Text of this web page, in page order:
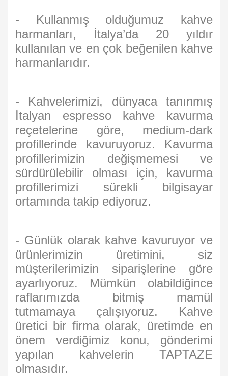
- Kullanmış olduğumuz kahve
harmanları, İtalya’da 20 yıldır
kullanılan ve en çok beğenilen kahve
harmanlarıdır.
- Kahvelerimizi, dünyaca tanınmış
İtalyan espresso kahve kavurma
reçetelerine göre, medium-dark
profillerinde kavuruyoruz. Kavurma
profillerimizin değişmemesi ve
sürdürülebilir olması için, kavurma
profillerimizi sürekli bilgisayar
ortamında takip ediyoruz.
- Günlük olarak kahve kavuruyor ve
ürünlerimizin üretimini, siz
müşterilerimizin siparişlerine göre
ayarlıyoruz. Mümkün olabildiğince
raflarımızda bitmiş mamül
tutmamaya çalışıyoruz. Kahve
üretici bir firma olarak, üretimde en
önem verdiğimiz konu, gönderimi
yapılan kahvelerin TAPTAZE
olmasıdır.